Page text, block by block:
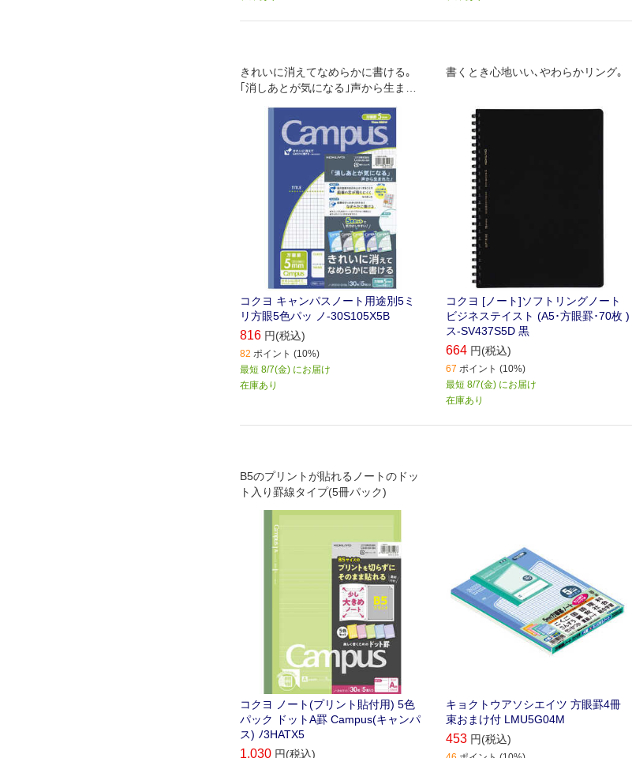
きれいに消えてなめらかに書ける｡
｢消しあとが気になる｣声から生まれ
コクヨ キャンパスノート用途別5ミ
リ方眼5色パッ ノ-30S105X5B
816 円(税込)
82 ポイント (10%)
最短 8/7(金) にお届け
在庫あり
書くとき心地いい､やわらかリング｡
コクヨ [ノート]ソフトリングノート
ビジネステイスト (A5･方眼罫･70枚 )
ス-SV437S5D 黒
664 円(税込)
67 ポイント (10%)
最短 8/7(金) にお届け
在庫あり
B5のプリントが貼れるノートのドッ
ト入り罫線タイプ(5冊パック)
コクヨ ノート(プリント貼付用) 5色
パック ドットA罫 Campus(キャンパ
ス) ﾉ3HATX5
1,030 円(税込)
キョクトウアソシエイツ 方眼罫4冊
束おまけ付 LMU5G04M
453 円(税込)